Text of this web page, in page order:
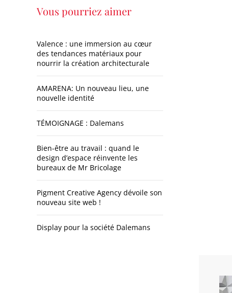
Vous pourriez aimer
Valence : une immersion au cœur
des tendances matériaux pour
nourrir la création architecturale
AMARENA: Un nouveau lieu, une
nouvelle identité
TÉMOIGNAGE : Dalemans
Bien-être au travail : quand le
design d’espace réinvente les
bureaux de Mr Bricolage
Pigment Creative Agency dévoile son
nouveau site web !
Display pour la société Dalemans